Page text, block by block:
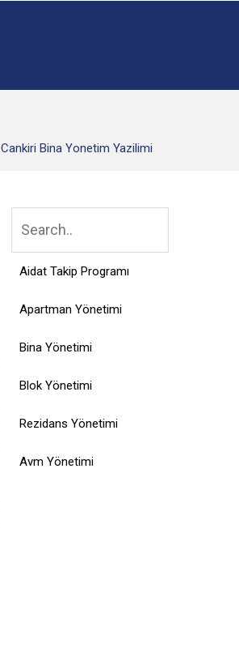
Cankiri Bina Yonetim Yazilimi
Aidat Takip Programı
Apartman Yönetimi
Bina Yönetimi
Blok Yönetimi
Rezidans Yönetimi
Avm Yönetimi